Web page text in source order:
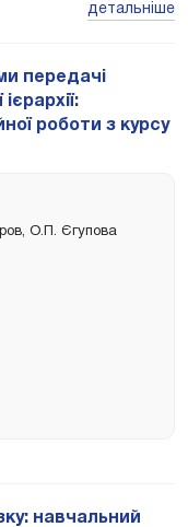
обробки аудіо-
детальніше
передачі
роботи з курсу
О.П. Єгупова
навчальний